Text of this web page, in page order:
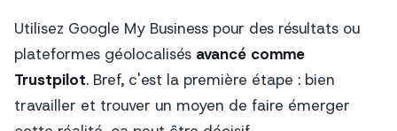
Utilisez Google My Business pour des résultats ou
plateformes géolocalisés avancé comme
Trustpilot. Bref, c'est la première étape : bien
travailler et trouver un moyen de faire émerger